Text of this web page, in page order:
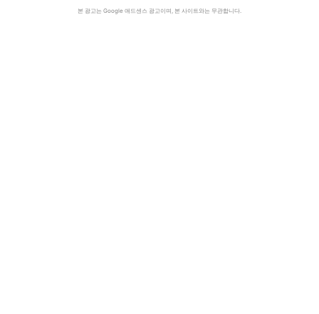
본 광고는 Google 애드센스 광고이며, 본 사이트와는 무관합니다.